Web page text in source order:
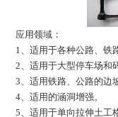
应用领域：
1、适用于各种公路、铁
2、适用于大型停车场和
3、适用铁路、公路的边
4、适用的涵洞增强。
5、适用于单向拉伸土工